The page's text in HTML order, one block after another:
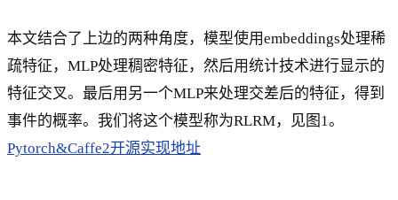
本文结合了上边的两种角度，模型使用embeddings处理稀
疏特征，MLP处理稠密特征，然后用统计技术进行显示的
特征交叉。最后用另一个MLP来处理交差后的特征，得到
事件的概率。我们将这个模型称为RLRM，见图1。
Pytorch&Caffe2开源实现地址